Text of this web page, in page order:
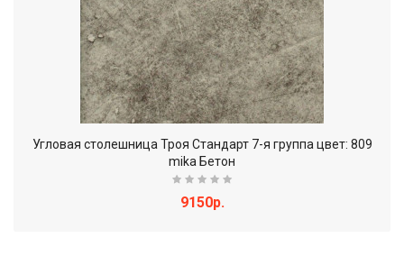
Угловая столешница Троя Стандарт 7-я группа цвет: 809
mika Бетон
9150р.